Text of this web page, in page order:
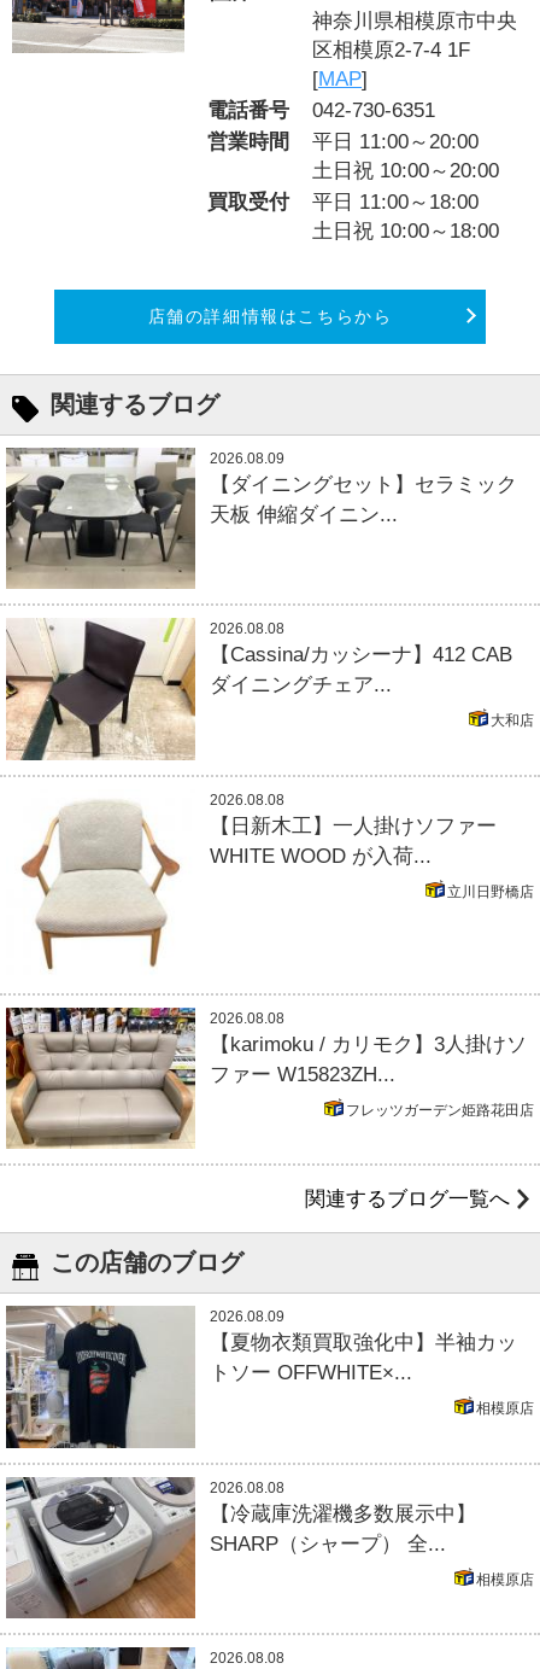
神奈川県相模原市中央
区相模原2-7-4 1F
[MAP]
電話番号
042-730-6351
営業時間
平日 11:00～20:00
土日祝 10:00～20:00
買取受付
平日 11:00～18:00
土日祝 10:00～18:00
店舗の詳細情報はこちらから
関連するブログ
2026.08.09
【ダイニングセット】セラミック
天板 伸縮ダイニン...
2026.08.08
【Cassina/カッシーナ】412 CAB
ダイニングチェア...
大和店
2026.08.08
【日新木工】一人掛けソファー
WHITE WOOD が入荷...
立川日野橋店
2026.08.08
【karimoku / カリモク】3人掛けソ
ファー W15823ZH...
フレッツガーデン姫路花田店
関連するブログ一覧へ
この店舗のブログ
2026.08.09
【夏物衣類買取強化中】半袖カッ
トソー OFFWHITE×...
相模原店
2026.08.08
【冷蔵庫洗濯機多数展示中】
SHARP（シャープ） 全...
相模原店
2026.08.08